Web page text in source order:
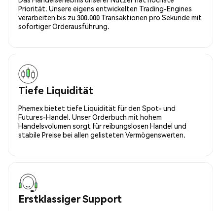
Priorität. Unsere eigens entwickelten Trading-Engines
verarbeiten bis zu 300.000 Transaktionen pro Sekunde mit
sofortiger Orderausführung.
Tiefe Liquidität
Phemex bietet tiefe Liquidität für den Spot- und
Futures-Handel. Unser Orderbuch mit hohem
Handelsvolumen sorgt für reibungslosen Handel und
stabile Preise bei allen gelisteten Vermögenswerten.
Erstklassiger Support